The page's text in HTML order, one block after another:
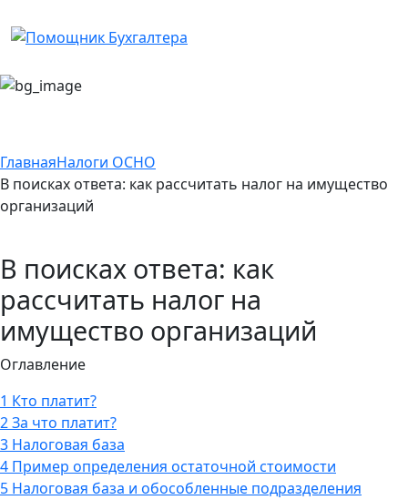
ГлавнаяНалоги ОСНО
В поисках ответа: как рассчитать налог на имущество
организаций
В поисках ответа: как
рассчитать налог на
имущество организаций
Оглавление
1 Кто платит?
2За что платит?
3 Налоговая база
4 Пример определения остаточной стоимости
5 Налоговая база и обособленные подразделения